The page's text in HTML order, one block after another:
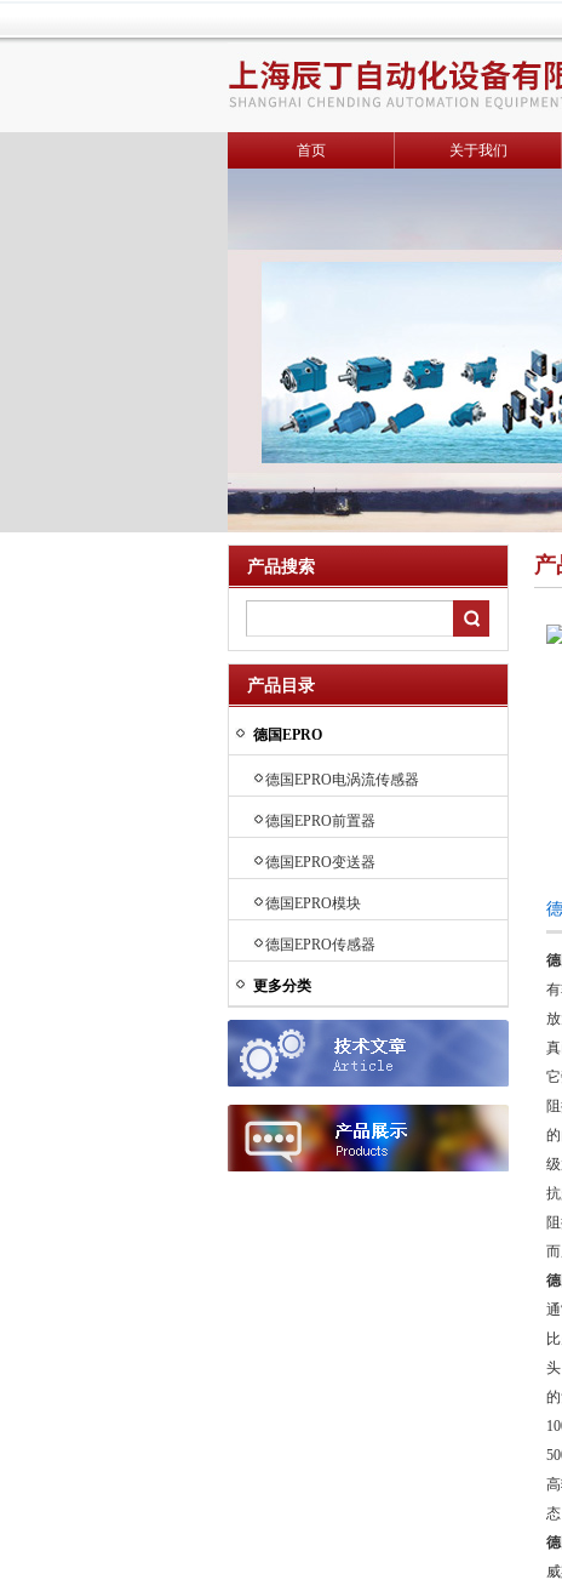
首页 关于我们
产品搜索
产品目录
德国EPRO
德国EPRO电涡流传感器
德国EPRO前置器
德国EPRO变送器
德国EPRO模块
德国EPRO传感器
更多分类
产